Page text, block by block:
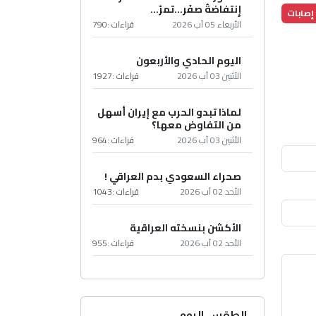
إصابات إِنتفاضةُ صفَر…تمرّ...
الأربعاء 05 آب 2026 قراءات :790
اليوم الحادي والأربعون
الأثنين 03 آب 2026 قراءات :1927
لماذا تبدو الحرب مع إيران أسهل
من التفاوض معها؟
الأثنين 03 آب 2026 قراءات :964
صحراء السعودي بدم العراقي !
الأحد 02 آب 2026 قراءات :1043
الأكشن بنسخته العراقية
الأحد 02 آب 2026 قراءات :955